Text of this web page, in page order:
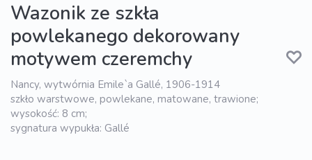
Wazonik ze szkła
powlekanego dekorowany
motywem czeremchy
Nancy, wytwórnia Emile`a Gallé, 1906-1914
szkło warstwowe, powlekane, matowane, trawione;
wysokość: 8 cm;
sygnatura wypukła: Gallé